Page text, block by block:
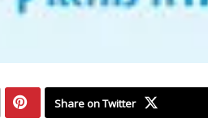
Share on Twitter